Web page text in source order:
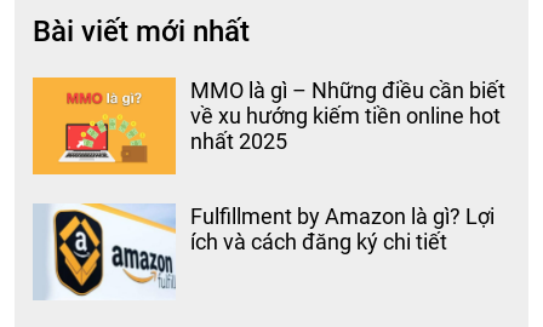
Bài viết mới nhất
MMO là gì – Những điều cần biết
về xu hướng kiếm tiền online hot
nhất 2025
Fulfillment by Amazon là gì? Lợi
ích và cách đăng ký chi tiết